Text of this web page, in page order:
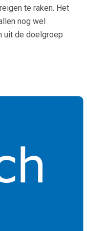
te raken. Het
nog wel
uit de doelgroep